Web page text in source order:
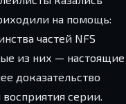
на помощь:
частей NFS
из них — настоящие
доказательство
серии.